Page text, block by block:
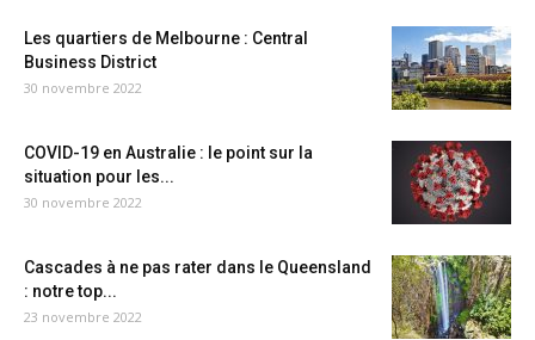
Les quartiers de Melbourne : Central
Business District
30 novembre 2022
COVID-19 en Australie : le point sur la
situation pour les...
30 novembre 2022
Cascades à ne pas rater dans le Queensland
: notre top...
23 novembre 2022